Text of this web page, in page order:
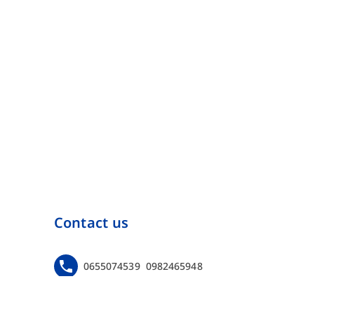
Contact us
0655074539 0982465948